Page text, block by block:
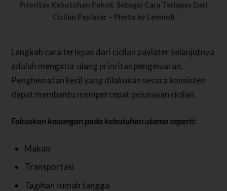
Prioritas Kebutuhan Pokok Sebagai Cara Terlepas Dari
Cicilan Paylater – Photo by Lemon8
Langkah cara terlepas dari cicilan paylater selanjutnya
adalah mengatur ulang prioritas pengeluaran.
Penghematan kecil yang dilakukan secara konsisten
dapat membantu mempercepat pelunasan cicilan.
Fokuskan keuangan pada kebutuhan utama seperti:
Makan
Transportasi
Tagihan rumah tangga